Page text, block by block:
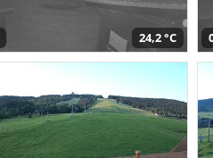
24,2 °C